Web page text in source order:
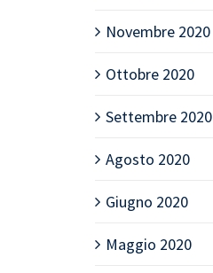
Novembre 2020
Ottobre 2020
Settembre 2020
Agosto 2020
Giugno 2020
Maggio 2020